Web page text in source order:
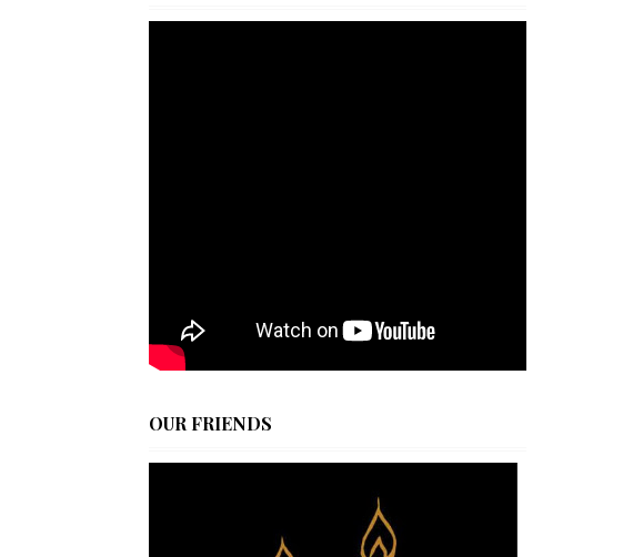
OUR FRIENDS